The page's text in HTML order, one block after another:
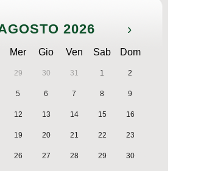
2026 ›
Mer Gio Ven Sab Dom
29 30 31 1 2
5 6 7 8 9
12 13 14 15 16
19 20 21 22 23
26 27 28 29 30